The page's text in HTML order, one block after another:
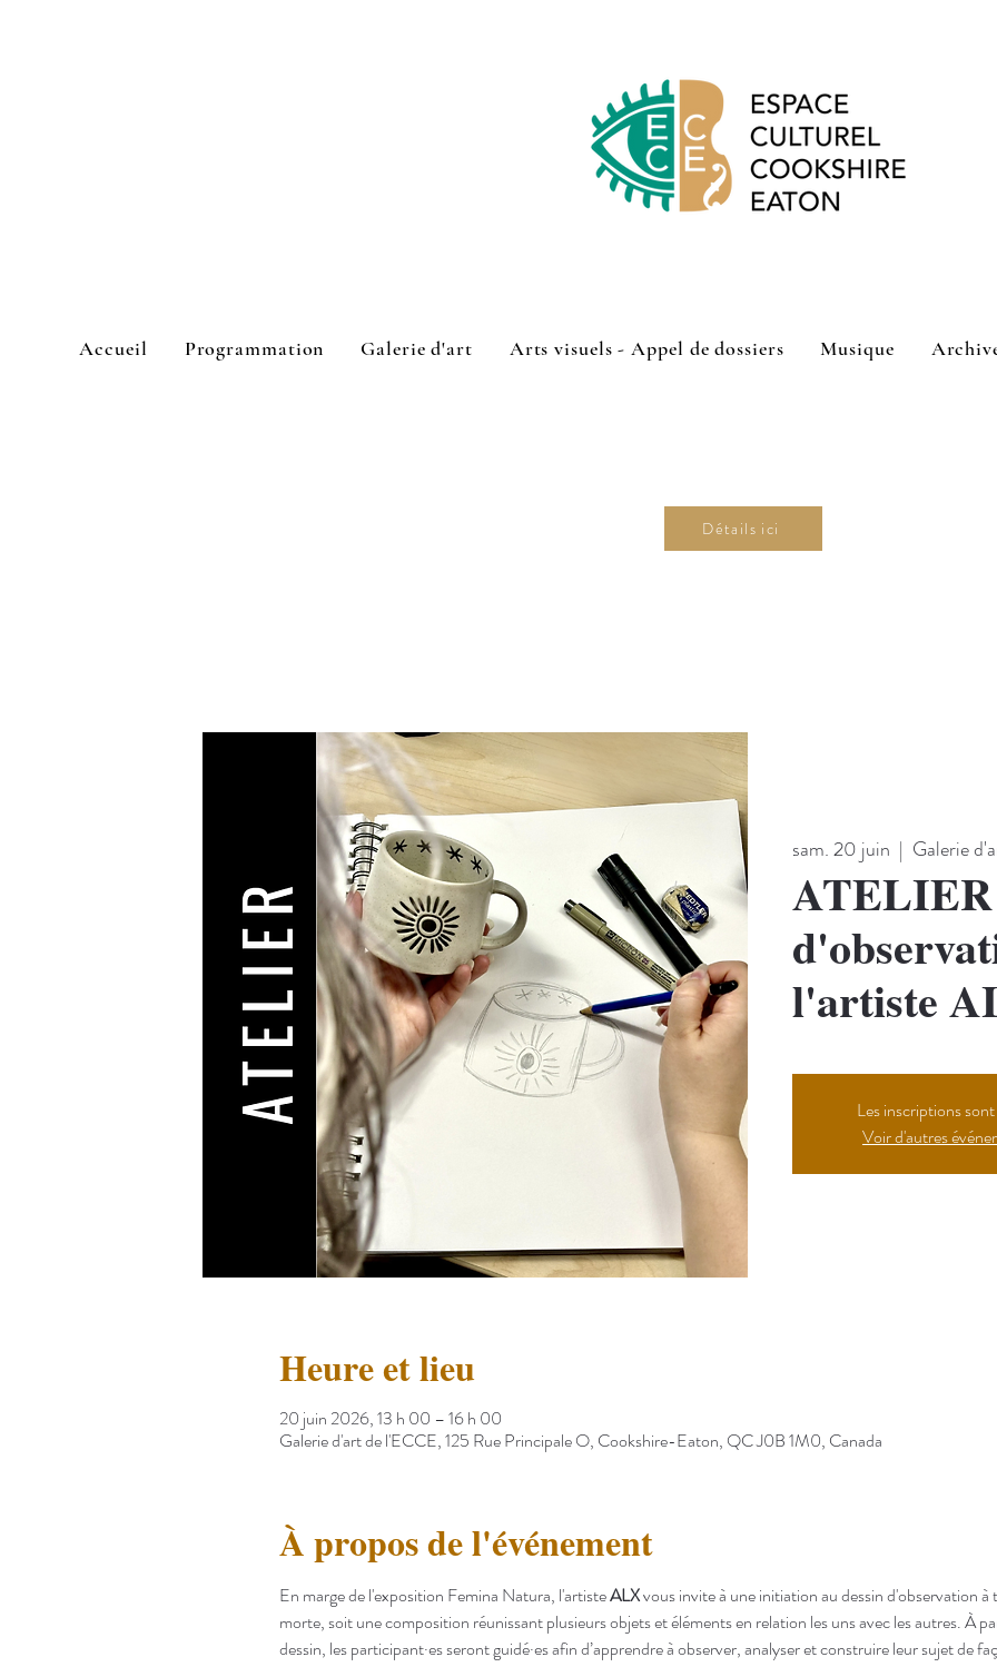
Accueil Programmation Galerie d'art Arts visuels - Appel de dossiers Musique
Détails ici
sam. 20 juin
  |
Galerie
ATELIER
l'artiste
Les inscriptions
Voir d'autres
Heure et lieu
20 juin 2026, 13 h 00 – 16 h 00
Galerie d'art de l'ECCE, 125 Rue Principale O, Cookshire-Eaton, QC J0B 1M0, Canada
À propos de l'événement
En marge de l'exposition Femina Natura, l'artiste ALX vous invite à une initiation au dessin d'observation
morte, soit une composition réunissant plusieurs objets et éléments en relation les uns avec les autres. À
dessin, les participant·es seront guidé·es afin d’apprendre à observer, analyser et construire leur sujet de